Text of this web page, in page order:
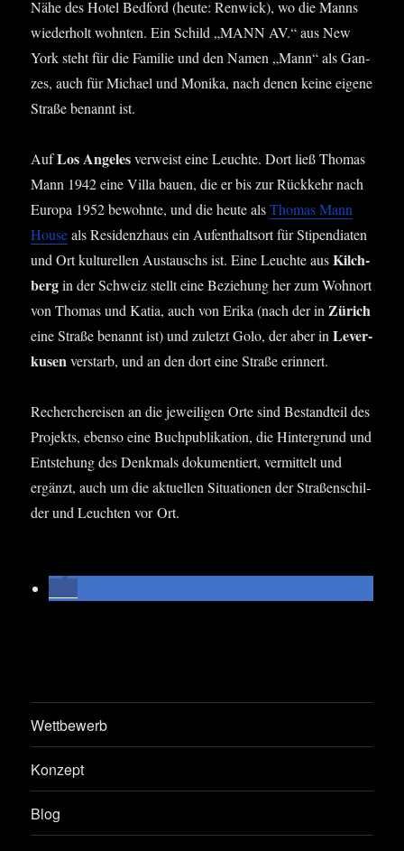
Nähe des Hotel Bedford (heu­te: Ren­wick), wo die Manns
wie­der­holt wohn­ten. Ein Schild „MANN AV.“ aus New
York steht für die Fami­lie und den Namen „Mann“ als Gan­
zes, auch für Micha­el und Moni­ka, nach denen kei­ne eige­ne
Stra­ße benannt ist.
AufLos Ange­lesver­weist eine Leuch­te. Dort ließ Tho­mas
Mann 1942 eine Vil­la bau­en, die er bis zur Rück­kehr nach
Euro­pa 1952 bewohn­te, und die heu­te alsTho­mas Mann
Houseals Resi­denz­haus ein Auf­ent­halts­ort für Sti­pen­dia­ten
und Ort kul­tu­rel­len Aus­tauschs ist. Eine Leuch­te ausKilch­
bergin der Schweiz stellt eine Bezie­hung her zum Wohn­ort
von Tho­mas und Katia, auch von Eri­ka (nach der in Zürich
eine Stra­ße benannt ist) und zuletzt Golo, der aber inLever­
ku­senver­starb, und an den dort eine Stra­ße erinnert.
Recher­che­rei­sen an die jewei­li­gen Orte sind Bestand­teil des
Pro­jekts, eben­so eine Buch­pu­bli­ka­ti­on, die Hin­ter­grund und
Ent­ste­hung des Denk­mals doku­men­tiert, ver­mit­telt und
ergänzt, auch um die aktu­el­len Situa­tio­nen der Stra­ßen­schil­
der und Leuch­ten vor Ort.
Wettbewerb
Konzept
Blog